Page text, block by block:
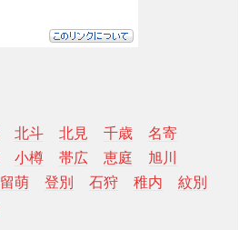
北斗 北見 千歳
名寄
小樽 帯広 恵庭
旭川
留萌 登別 石狩 稚内
紋別